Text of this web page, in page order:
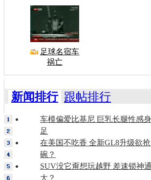
足球名宿车
祸亡
新闻排行 跟帖排行
车模偏爱比基尼 巨乳长腿性感
足
在美国不吃香 全新GL8升级欲
碗？
SUV没它甭想玩越野 差速锁神
大？